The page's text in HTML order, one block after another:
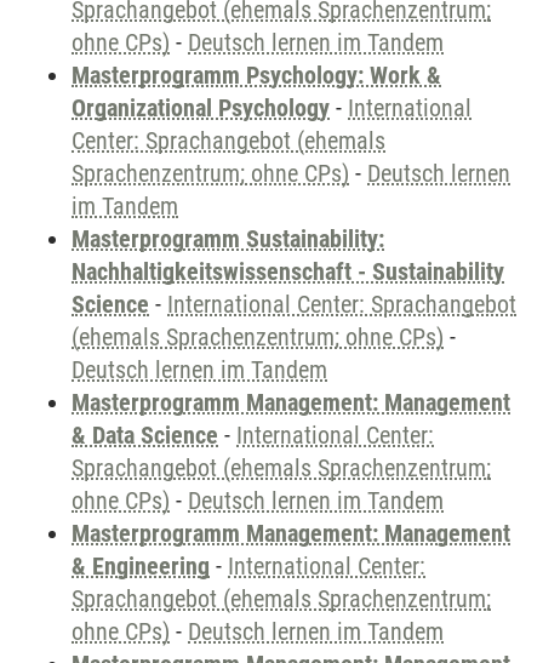
Sprachangebot (ehemals Sprachenzentrum;
ohne CPs) - Deutsch lernen im Tandem
Masterprogramm Psychology: Work &
Organizational Psychology - International
Center: Sprachangebot (ehemals
Sprachenzentrum; ohne CPs) - Deutsch lernen
im Tandem
Masterprogramm Sustainability:
Nachhaltigkeitswissenschaft - Sustainability
Science - International Center: Sprachangebot
(ehemals Sprachenzentrum; ohne CPs) -
Deutsch lernen im Tandem
Masterprogramm Management: Management
& Data Science - International Center:
Sprachangebot (ehemals Sprachenzentrum;
ohne CPs) - Deutsch lernen im Tandem
Masterprogramm Management: Management
& Engineering - International Center:
Sprachangebot (ehemals Sprachenzentrum;
ohne CPs) - Deutsch lernen im Tandem